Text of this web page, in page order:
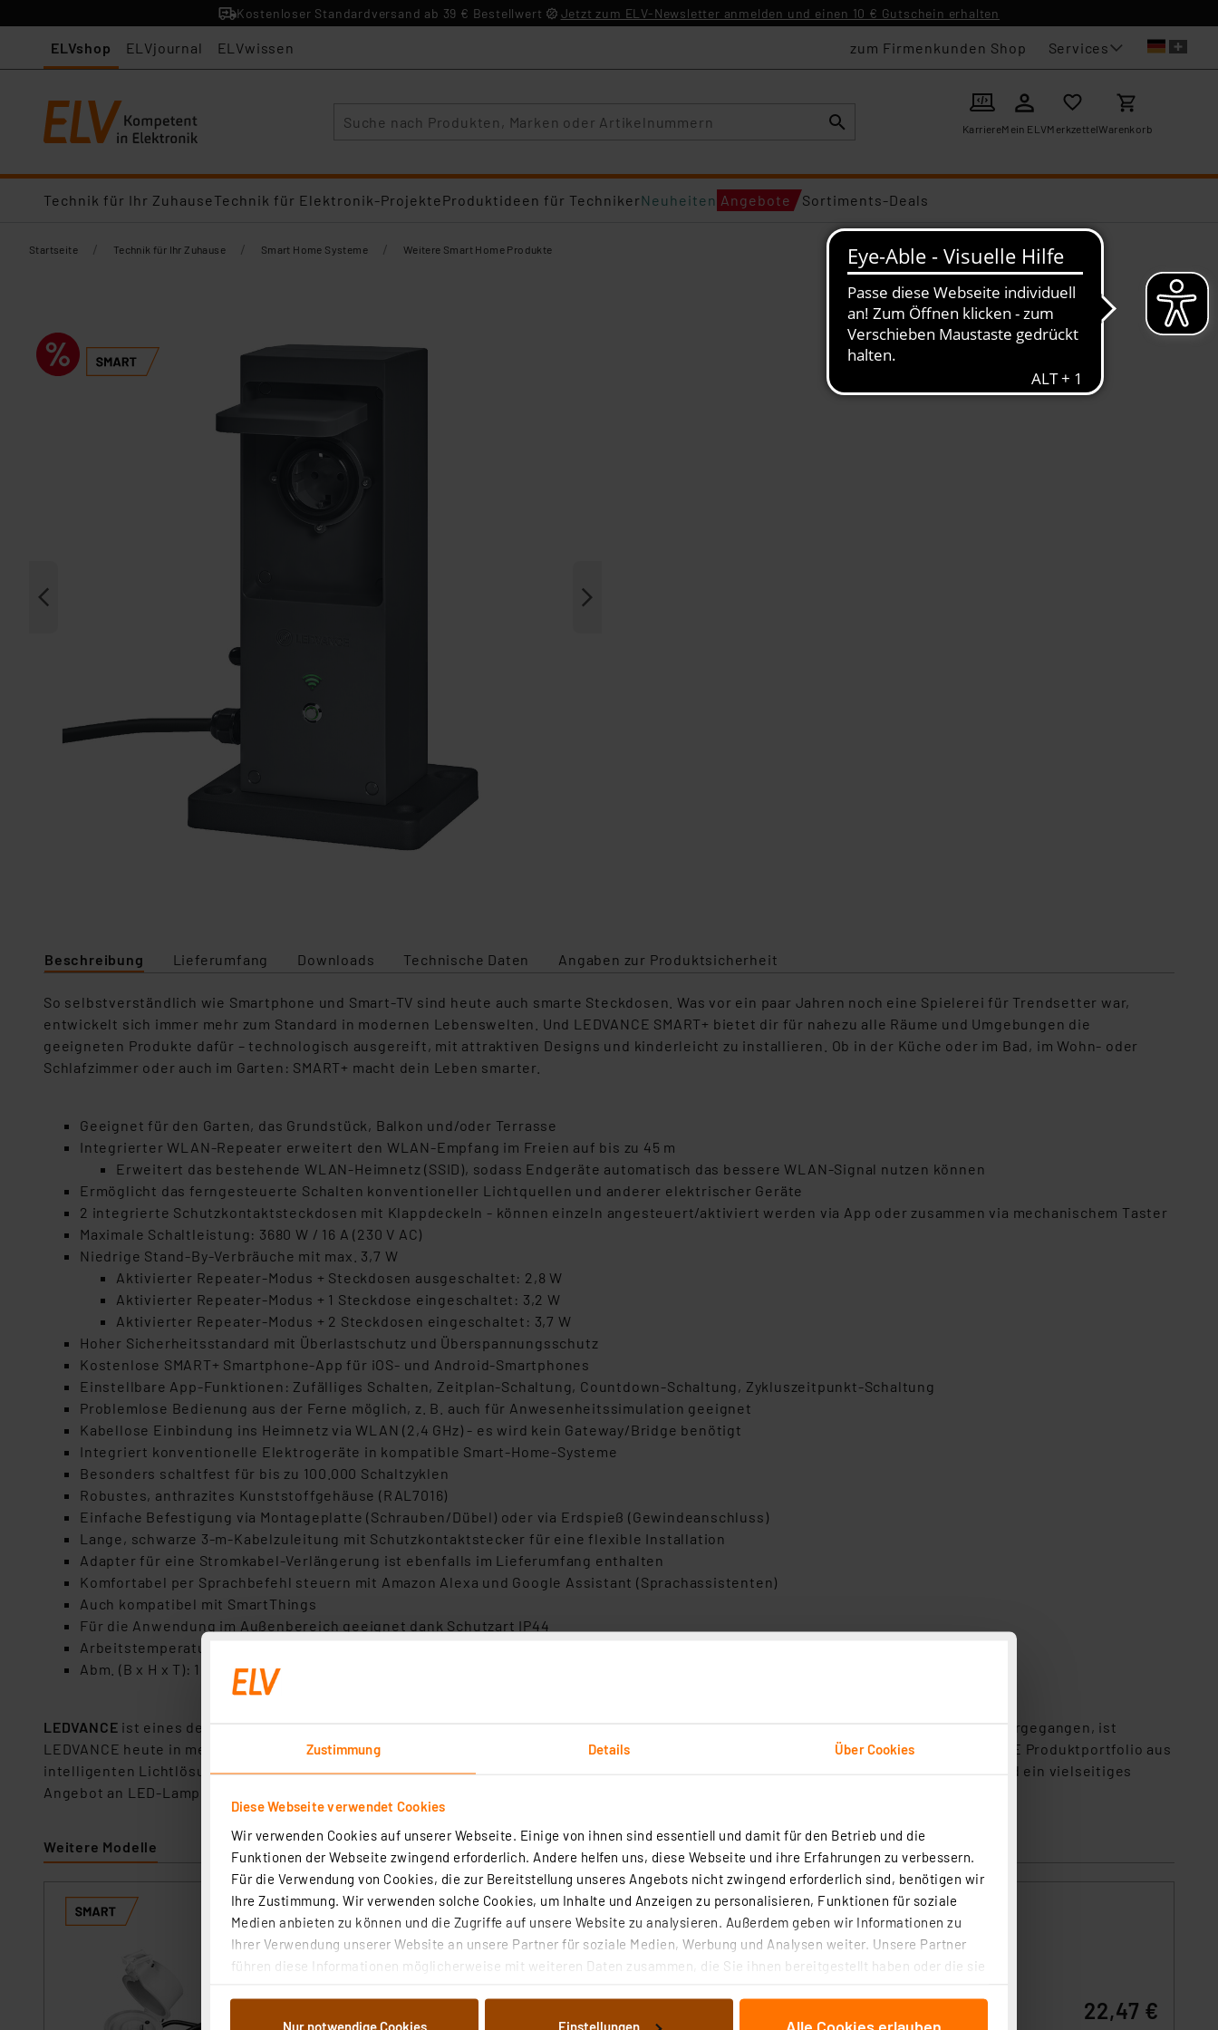
Zustimmung Details Über Cookies
Diese Webseite verwendet Cookies
Wir verwenden Cookies auf unserer Webseite. Einige von ihnen sind essentiell und damit für den Betrieb und die
Funktionen der Webseite zwingend erforderlich. Andere helfen uns, diese Webseite und ihre Erfahrungen zu verbessern.
Für die Verwendung von Cookies, die zur Bereitstellung unseres Angebots nicht zwingend erforderlich sind, benötigen wir
Ihre Zustimmung. Wir verwenden solche Cookies, um Inhalte und Anzeigen zu personalisieren, Funktionen für soziale
Medien anbieten zu können und die Zugriffe auf unsere Website zu analysieren. Außerdem geben wir Informationen zu
Ihrer Verwendung unserer Website an unsere Partner für soziale Medien, Werbung und Analysen weiter. Unsere Partner
führen diese Informationen möglicherweise mit weiteren Daten zusammen, die Sie ihnen bereitgestellt haben oder die sie
Nur notwendige Cookies Einstellungen Alle Cookies erlauben
Kostenloser Standardversand ab 39 € Bestellwert Jetzt zum ELV-Newsletter anmelden und einen 10 € Gutschein erhalten
ELVshop ELVjournal ELVwissen zum Firmenkunden Shop Services
KarriereMein ELVMerkzettelWarenkorb
Technik für Ihr ZuhauseTechnik für Elektronik-ProjekteProduktideen für TechnikerNeuheiten Angebote Sortiments-Deals
Startseite / Technik für Ihr Zuhause / Smart Home Systeme / Weitere Smart Home Produkte
Beschreibung Lieferumfang Downloads Technische Daten Angaben zur Produktsicherheit
So selbstverständlich wie Smartphone und Smart-TV sind heute auch smarte Steckdosen. Was vor ein paar Jahren noch eine Spielerei für Trendsetter war,
entwickelt sich immer mehr zum Standard in modernen Lebenswelten. Und LEDVANCE SMART+ bietet dir für nahezu alle Räume und Umgebungen die
geeigneten Produkte dafür – technologisch ausgereift, mit attraktiven Designs und kinderleicht zu installieren. Ob in der Küche oder im Bad, im Wohn- oder
Schlafzimmer oder auch im Garten: SMART+ macht dein Leben smarter.
Geeignet für den Garten, das Grundstück, Balkon und/oder Terrasse
Integrierter WLAN-Repeater erweitert den WLAN-Empfang im Freien auf bis zu 45 m
Erweitert das bestehende WLAN-Heimnetz (SSID), sodass Endgeräte automatisch das bessere WLAN-Signal nutzen können
Ermöglicht das ferngesteuerte Schalten konventioneller Lichtquellen und anderer elektrischer Geräte
2 integrierte Schutzkontaktsteckdosen mit Klappdeckeln - können einzeln angesteuert/aktiviert werden via App oder zusammen via mechanischem Taster
Maximale Schaltleistung: 3680 W / 16 A (230 V AC)
Niedrige Stand-By-Verbräuche mit max. 3,7 W
Aktivierter Repeater-Modus + Steckdosen ausgeschaltet: 2,8 W
Aktivierter Repeater-Modus + 1 Steckdose eingeschaltet: 3,2 W
Aktivierter Repeater-Modus + 2 Steckdosen eingeschaltet: 3,7 W
Hoher Sicherheitsstandard mit Überlastschutz und Überspannungsschutz
Kostenlose SMART+ Smartphone-App für iOS- und Android-Smartphones
Einstellbare App-Funktionen: Zufälliges Schalten, Zeitplan-Schaltung, Countdown-Schaltung, Zykluszeitpunkt-Schaltung
Problemlose Bedienung aus der Ferne möglich, z. B. auch für Anwesenheitssimulation geeignet
Kabellose Einbindung ins Heimnetz via WLAN (2,4 GHz) - es wird kein Gateway/Bridge benötigt
Integriert konventionelle Elektrogeräte in kompatible Smart-Home-Systeme
Besonders schaltfest für bis zu 100.000 Schaltzyklen
Robustes, anthrazites Kunststoffgehäuse (RAL7016)
Einfache Befestigung via Montageplatte (Schrauben/Dübel) oder via Erdspieß (Gewindeanschluss)
Lange, schwarze 3-m-Kabelzuleitung mit Schutzkontaktstecker für eine flexible Installation
Adapter für eine Stromkabel-Verlängerung ist ebenfalls im Lieferumfang enthalten
Komfortabel per Sprachbefehl steuern mit Amazon Alexa und Google Assistant (Sprachassistenten)
Auch kompatibel mit SmartThings
Für die Anwendung im Außenbereich geeignet dank Schutzart IP44
Arbeitstemperaturbereich: -20 °C bis +35 °C
Abm. (B x H x T): 164 x 325 x 140 mm; Gewicht: 1770 g
LEDVANCE ist eines der weltweit führenden Licht-Unternehmen. 2016 aus dem
-Geschäftsbereich für Allgemeinbeleuchtung hervorgegangen, ist
LEDVANCE heute in mehr als 140 Ländern tätig. Basierend auf dem Markenversprechen „Advancing light" besteht das innovative LEDVANCE Produktportfolio aus
intelligenten Lichtlösungen für Smart Home sowie dekorativen, modernen und funktionalen LED-Leuchten. Traditionelle Leuchtmittel und ein vielseitiges
Angebot an LED-Lampen in Marke OSRAM komplettieren das hochwertige Sortiment.
Weitere Modelle
LEDVANCE SMART+ WiFi OUTDOOR PLUG / Schalt-Mess-Steckdose, 1,5-m-
Kabelzuleitung, 3680 W / 16 A, IP44
Artikel-Nr. 252900
22,47 €